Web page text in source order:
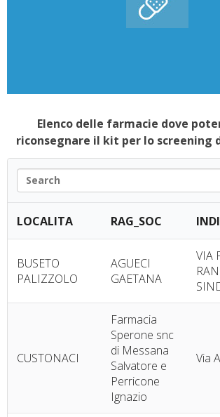
Elenco delle farmacie dove
riconsegnare il kit per lo screening
LOCALITA RAG_SOC
BUSETO
PALIZZOLO
AGUECI
GAETANA
VIA
CUSTONACI
Farmacia
Sperone snc
di Messana
Salvatore e
Perricone
Ignazio
Via